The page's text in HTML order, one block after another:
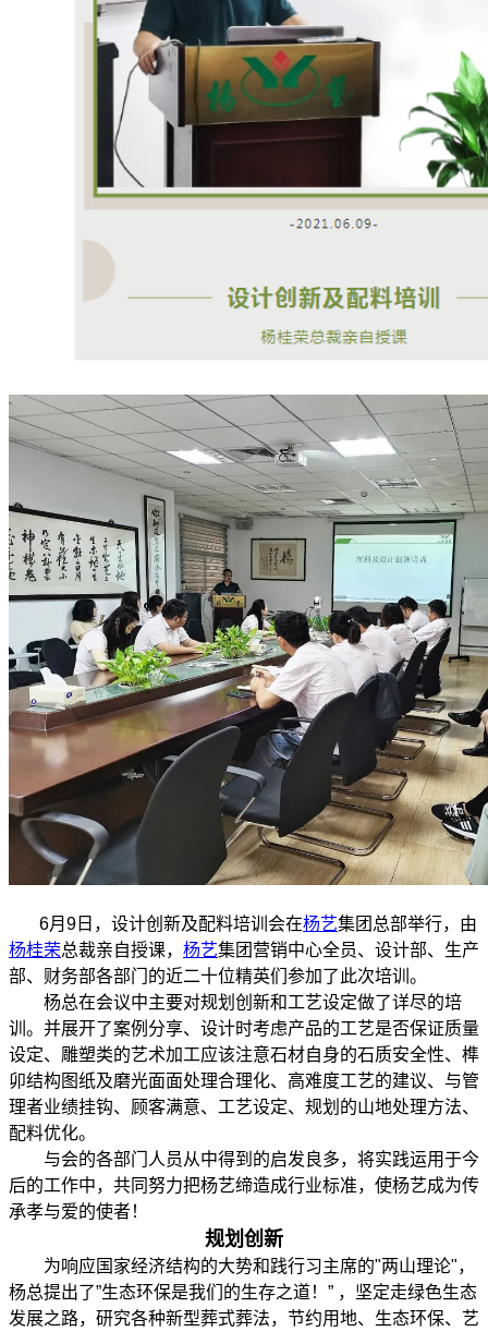
6月9日，设计创新及配料培训会在杨艺集团总部举行，由
杨桂荣总裁亲自授课， 杨艺集团营销中心全员、设计部、生产
部、财务部各部门的近二十位精英们参加了此次培训。
杨总在会议中主要对规划创新和工艺设定做了详尽的培
训。并展开了案例分享、设计时考虑产品的工艺是否保证质量
设定、雕塑类的艺术加工应该注意石材自身的石质安全性、榫
卯结构图纸及磨光面面处理合理化、高难度工艺的建议、与管
理者业绩挂钩、顾客满意、工艺设定、规划的山地处理方法、
配料优化。
与会的各部门人员从中得到的启发良多，将实践运用于今
后的工作中，共同努力把杨艺缔造成行业标准，使杨艺成为传
承孝与爱的使者！
规划创新
为响应国家经济结构的大势和践行习主席的"两山理论"，
杨总提出了”生态环保是我们的生存之道！” ，坚定走绿色生态
发展之路，研究各种新型葬式葬法，节约用地、生态环保、艺